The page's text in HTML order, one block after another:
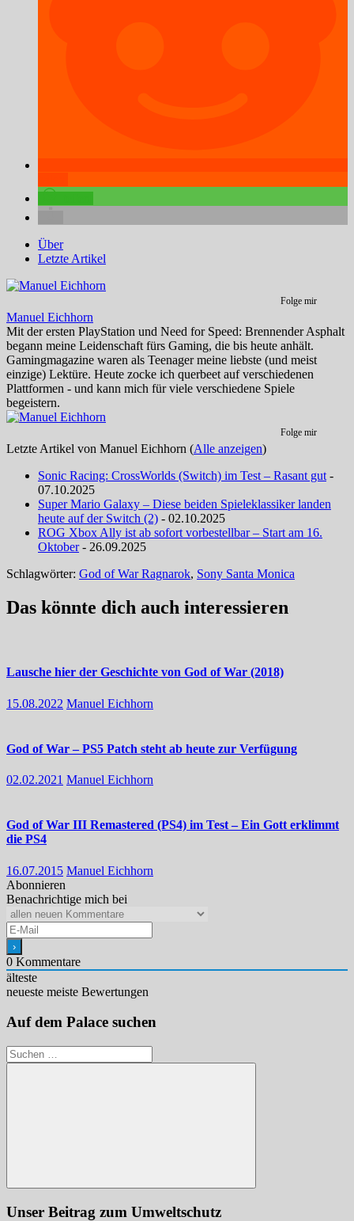
Über
Letzte Artikel
Folge mir
Manuel Eichhorn
Mit der ersten PlayStation und Need for Speed: Brennender Asphalt
begann meine Leidenschaft fürs Gaming, die bis heute anhält.
Gamingmagazine waren als Teenager meine liebste (und meist
einzige) Lektüre. Heute zocke ich querbeet auf verschiedenen
Plattformen - und kann mich für viele verschiedene Spiele
begeistern.
Folge mir
Letzte Artikel von Manuel Eichhorn (Alle anzeigen)
Sonic Racing: CrossWorlds (Switch) im Test – Rasant gut -
07.10.2025
Super Mario Galaxy – Diese beiden Spieleklassiker landen
heute auf der Switch (2) - 02.10.2025
ROG Xbox Ally ist ab sofort vorbestellbar – Start am 16.
Oktober- 26.09.2025
Schlagwörter: God of War Ragnarok, Sony Santa Monica
Das könnte dich auch interessieren
Lausche hier der Geschichte von God of War (2018)
15.08.2022 Manuel Eichhorn
God of War – PS5 Patch steht ab heute zur Verfügung
02.02.2021 Manuel Eichhorn
God of War III Remastered (PS4) im Test – Ein Gott erklimmt
die PS4
16.07.2015 Manuel Eichhorn
Abonnieren
Benachrichtige mich bei
0 Kommentare
älteste
neueste meiste Bewertungen
Auf dem Palace suchen
Suchen
nach:
Suchen
Unser Beitrag zum Umweltschutz